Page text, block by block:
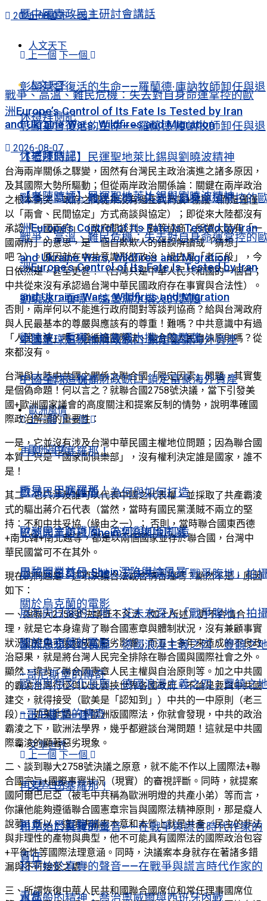
上一個 下一個
人文天下
彰顯基督復活的生命——羅蘭德·庫訥牧師卸任與退
休禮拜側記
【老陳時評】民運聖地萊比錫與劉曉波精神
戰爭、高溫、難民危機：失去對自身命運掌控的
洲Europe’s Control of Its Fate Is Tested by Iran
and Ukraine Wars, Wildfires and Migration
劉曉波：看哪，這隻濡水撲火的鸚鵡
中國全球追稅補財政缺口 鎖定富豪海外資產
上一個 下一個
歐洲風情
再見，巴塞羅那！
歐洲民主防護盾 為何與如何打造
巴黎開業首日 Shein深陷輿論風暴
展示向日葵的土地：艾未未深入「戰爭腹地」拍
關於烏克蘭的電影
歐洲思想文化長廊：德國浪漫主義之四：豐饒之
–哥尼斯堡的傳奇
上一個 下一個
文學世界
再見，巴塞羅那！
和平始於真實的聲音——在戰爭與謊言時代作家的
責任
水晶般的精神：喬治奧威爾與西班牙內戰
暨中國憲政民主研討會講話
上一個 下一個
人文天下
彰顯基督復活的生命——羅蘭德·庫訥牧師卸任與退
休禮拜側記
【老陳時評】民運聖地萊比錫與劉曉波精神
戰爭、高溫、難民危機：失去對自身命運掌控的
洲Europe’s Control of Its Fate Is Tested by Iran
and Ukraine Wars, Wildfires and Migration
劉曉波：看哪，這隻濡水撲火的鸚鵡
中國全球追稅補財政缺口 鎖定富豪海外資產
上一個 下一個
歐洲風情
再見，巴塞羅那！
歐洲民主防護盾 為何與如何打造
巴黎開業首日 Shein深陷輿論風暴
展示向日葵的土地：艾未未深入「戰爭腹地」拍
關於烏克蘭的電影
歐洲思想文化長廊：德國浪漫主義之四：豐饒之
–哥尼斯堡的傳奇
上一個 下一個
文學世界
再見，巴塞羅那！
和平始於真實的聲音——在戰爭與謊言時代作家的
責任
2026-08-07
戰爭、高溫、難民危機：失去對自身命運掌控的歐
洲Europe’s Control of Its Fate Is Tested by Iran
and Ukraine Wars, Wildfires and Migration
2026-08-07
台海兩岸關係之驟變，固然有台灣民主政治演進之諸多原因，
及其國際大勢所驅動；但從兩岸政治關係論：關鍵在兩岸政治
之根本衝突。政府之間從來沒有過正式商談+協議（而是僅僅
以「兩會、民間協定」方式商談與協定）；即從來大陸都沒有
承認「一國兩府」（政府間談判、對等協商；所謂大陸有「一
國兩府」的意思，是一個自欺欺人的錯誤解讀或「猜想」
吧？）。原因就在中共意識形態政治：過去是「老三段」，今
日依然是，甚至更甚！（台灣只是中華人民共和國的一個省；
中共從來沒有承認過台灣中華民國政府存在事實與合法性）。
否則，兩岸何以不能進行政府間對等談判協商？給與台灣政府
與人民最基本的尊嚴與應該有的尊重！難嗎？中共意識中有過
「人民主權」嗎？遵循過國際法、聯合國人民自決原則嗎？從
來都沒有。
台灣與大陸中共國之關係之聯合國「限定因素」問題，其實隻
是個偽命題！何以言之？就聯合國2758號決議，當下引發美
國+歐洲國家議會的高度關注和提案反制的情勢，說明準確國
際政治解讀的重要性：
一是，它並沒有涉及台灣中華民國主權地位問題；因為聯合國
本質上只是「國家間俱樂部」，沒有權利決定誰是國家，誰不
是！
其二，它只涉及誰可以代表中國之代表權，並採取了共產霸淩
式的驅出蔣介石代表（當然，當時有國民黨漢賊不兩立的堅
持：不和中共妥協（緣由之一）； 否則，當時聯合國東西德
+南北韓+南北越等，都是以兩個國家並存於聯合國，台灣中
華民國當可不在其外。
現在的問題是，這項決議合法或合情合理嗎？顯然不是，原因
如下：
一、說聯大2758號決議既不合法（如上所述）更不合情合
理，就是它本身違背了聯合國憲章與體制狀況，沒有兼顧事實
狀況和避免可能造成的惡劣影響；而五十多年來造成的不良政
治惡果，就是將台灣人民完全排除在聯合國與國際社會之外。
顯然，違背了聯合國憲章人民主權與自治原則等。加之中共國
的霸淩台灣行徑與以此要挾世界各國政府。不論是要與中共國
建交，就得接受（歐美是「認知到」）中共的一中原則（老三
段）；如果能讀一下歐洲版國際法，你就會發現，中共的政治
霸淩之下，歐洲法學界，幾乎都避談台灣問題！這就是中共國
際霸淩的顯著惡劣現象。
二、談到聯大2758號決議之原意，就不能不作以上國際法+聯
合國宗旨+國際事實狀況（現實）的審視評斷。同時，就提案
國阿爾巴尼亞（被毛中共稱為歐洲明燈的共產小弟）等而言，
你讓他能夠遵循聯合國憲章宗旨與國際法精神原則，那是癡人
說夢！所以，這項決議案本意和本質上就是共產／民主的非法
與非理性的產物與典型，他不可能具有國際法的國際政治包容
+平衡性等國際法理意涵。同時，決議案本身就存在著諸多錯
漏與不可接受之處。
三、所謂恢復中華人民共和國聯合國席位和常任理事國席位